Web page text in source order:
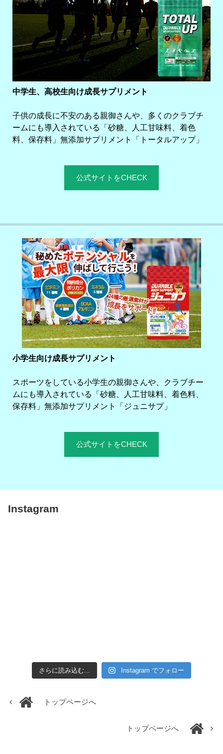
中学生、高校生向け成長サプリメント
子供の成長に不安のある親御さんや、多くのクラブチ
ームにも導入されている「砂糖、人工甘味料、着色
料、保存料」無添加サプリメント「トータルアップ」
公式サイトをCHECK
小学生向け成長サプリメント
スポーツをしている小学生の親御さんや、クラブチー
ムにも導入されている「砂糖、人工甘味料、着色料、
保存料」無添加サプリメント「ジュニサプ」
公式サイトをCHECK
Instagram
さらに読み込む... Instagram でフォロー
トップページへ
トップページへ